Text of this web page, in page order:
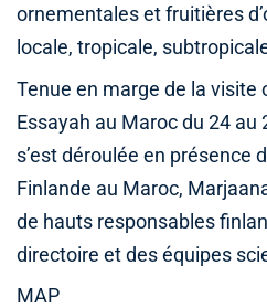
ornementales et fruitières
locale, tropicale,
Tenue en marge de la visite
Essayah au Maroc du 24 au
s’est déroulée en présence
Finlande au Maroc,
de hauts responsables
directoire et des équipes
MAP